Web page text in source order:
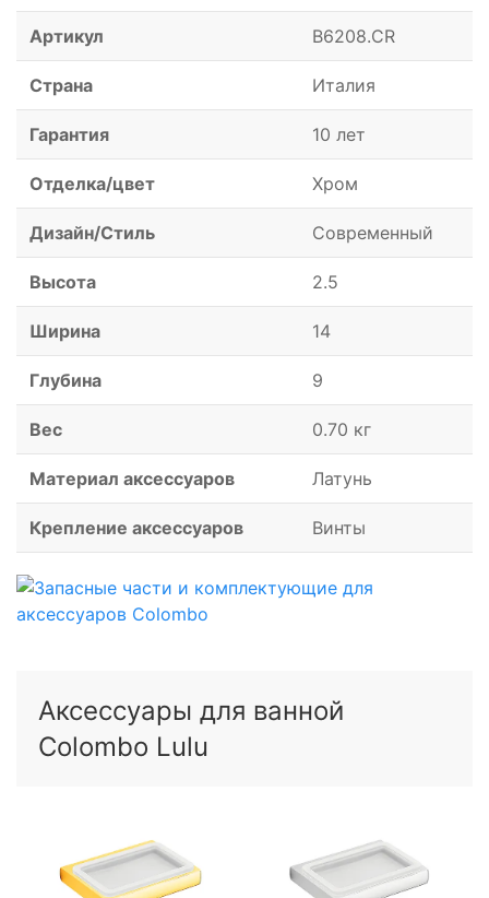
Артикул B6208.CR
Страна Италия
Гарантия 10 лет
Отделка/цвет Хром
Дизайн/Стиль Современный
Высота 2.5
Ширина 14
Глубина 9
Вес 0.70 кг
Материал аксессуаров Латунь
Крепление аксессуаров Винты
Аксессуары для ванной
Colombo Lulu